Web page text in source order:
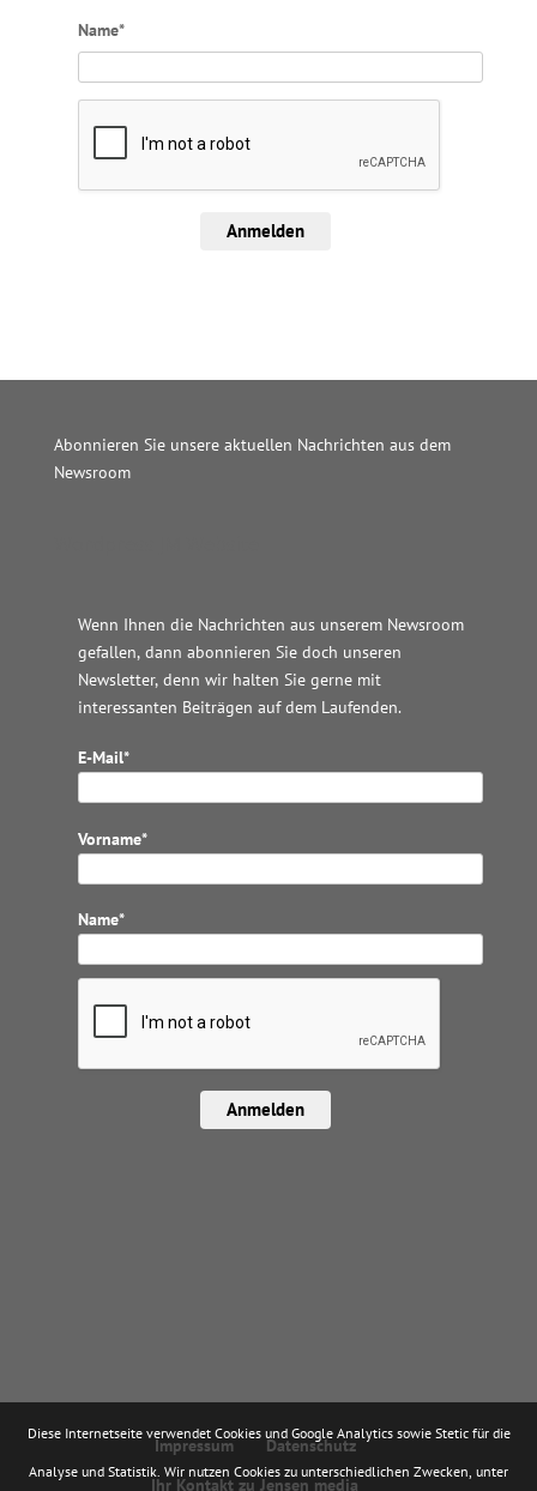
Name*
Anmelden
Abonnieren Sie unsere aktuellen Nachrichten aus dem
Newsroom
Wenn Ihnen die Nachrichten aus unserem Newsroom
gefallen, dann abonnieren Sie doch unseren
Newsletter, denn wir halten Sie gerne mit
interessanten Beiträgen auf dem Laufenden.
E-Mail*
Vorname*
Name*
Anmelden
Impressum
Datenschutz
Ihr Kontakt zu Jensen media
Diese Internetseite verwendet Cookies und Google Analytics sowie Stetic für die
Analyse und Statistik. Wir nutzen Cookies zu unterschiedlichen Zwecken, unter